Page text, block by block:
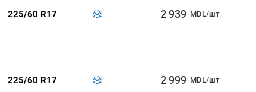
225/60 R17 2 939 MDL/шт
225/60 R17 2 999 MDL/шт